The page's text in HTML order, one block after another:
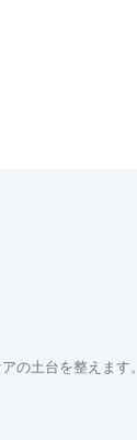
の土台を整えます。